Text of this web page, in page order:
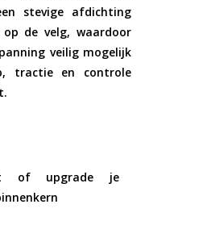
stevige afdichting
de velg, waardoor
veilig mogelijk
tractie en controle
of upgrade je